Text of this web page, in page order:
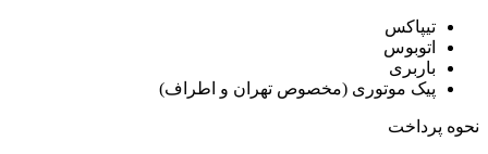
تیپاکس
اتوبوس
باربری
پیک موتوری (مخصوص تهران و اطراف)
نحوه پرداخت